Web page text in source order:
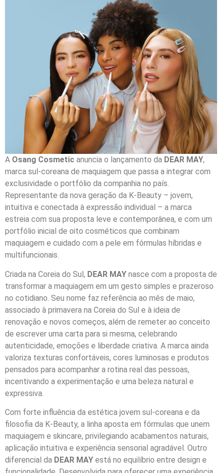
A Osang Cosmetic anuncia o lançamento da DEAR MAY,
marca sul-coreana de maquiagem que passa a integrar com
exclusividade o portfólio da companhia no país.
Representante da nova geração da K-Beauty – jovem,
intuitiva e conectada à expressão individual – a marca
estreia com sua proposta leve e contemporânea, e com um
portfólio inicial de oito cosméticos que combinam
maquiagem e cuidado com a pele em fórmulas híbridas e
multifuncionais.
Criada na Coreia do Sul, DEAR MAY nasce com a proposta de
transformar a maquiagem em um gesto simples e prazeroso
no cotidiano. Seu nome faz referência ao mês de maio,
associado à primavera na Coreia do Sul e à ideia de
renovação e novos começos, além de remeter ao conceito
de escrever uma carta para si mesma, celebrando
autenticidade, emoções e liberdade criativa. A marca ainda
valoriza texturas confortáveis, cores luminosas e produtos
pensados para acompanhar a rotina real das pessoas,
incentivando a experimentação e uma beleza natural e
expressiva.
Com forte influência da estética jovem sul-coreana e da
filosofia da K-Beauty, a linha aposta em fórmulas que unem
maquiagem e skincare, privilegiando acabamentos naturais,
aplicação intuitiva e experiência sensorial agradável. Outro
diferencial da DEAR MAY está no equilíbrio entre design e